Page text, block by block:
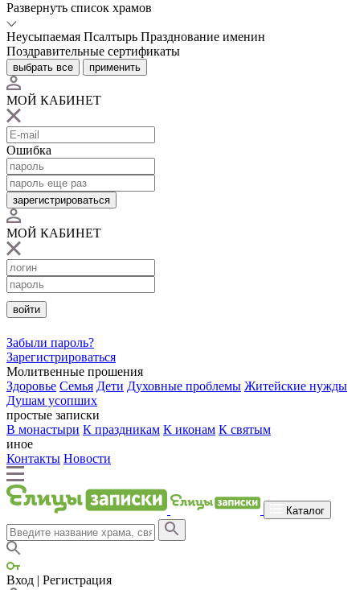
Развернуть список храмов
Неусыпаемая Псалтырь Празднование именин
Поздравительные сертификаты
выбрать все применить
МОЙ КАБИНЕТ
Ошибка
зарегистрироваться
МОЙ КАБИНЕТ
войти
Забыли пароль?
Зарегистрироваться
Молитвенные прошения
Здоровье Семья Дети Духовные проблемы Житейские нужды
Душам усопших
простые записки
В монастыри К праздникам К иконам К святым
иное
Контакты Новости
Каталог
Вход | Регистрация